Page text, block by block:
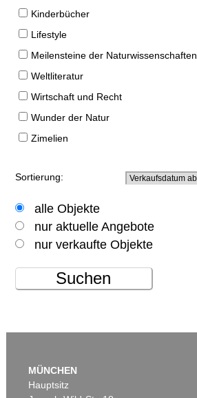
Kinderbücher
Lifestyle
Meilensteine der Naturwissenschaften
Weltliteratur
Wirtschaft und Recht
Wunder der Natur
Zimelien
Sortierung:
alle Objekte
nur aktuelle Angebote
nur verkaufte Objekte
Suchen
MÜNCHEN
Hauptsitz